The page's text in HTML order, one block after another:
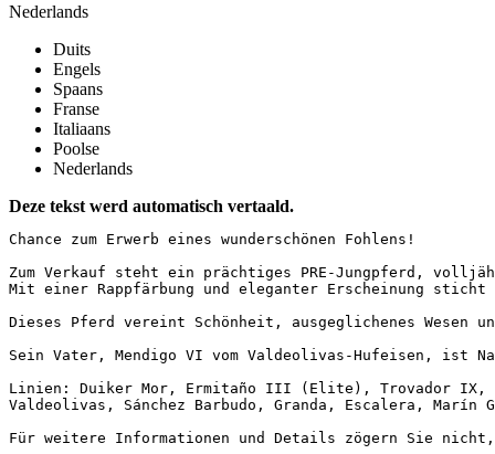
Nederlands
Duits
Engels
Spaans
Franse
Italiaans
Poolse
Nederlands
Deze tekst werd automatisch vertaald.
Chance zum Erwerb eines wunderschönen Fohlens!
Zum Verkauf steht ein prächtiges PRE-Jungpferd,
Mit einer Rappfärbung und eleganter Erscheinung
Dieses Pferd vereint Schönheit, ausgeglichenes
Sein Vater, Mendigo VI vom Valdeolivas-Hufeisen, ist
Linien: Duiker Mor, Ermitaño III (Elite), Trovador IX,
Valdeolivas, Sánchez Barbudo, Granda, Escalera,
Für weitere Informationen und Details zögern Sie